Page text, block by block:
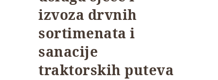
izvoza drvnih
sortimenata i
sanacije
traktorskih puteva